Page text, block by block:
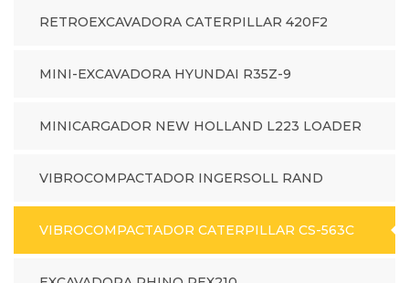
RETROEXCAVADORA CATERPILLAR 420F2
MINI-EXCAVADORA HYUNDAI R35Z-9
MINICARGADOR NEW HOLLAND L223 LOADER
VIBROCOMPACTADOR INGERSOLL RAND
VIBROCOMPACTADOR CATERPILLAR CS-563C